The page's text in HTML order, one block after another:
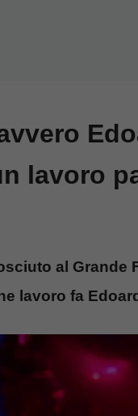
lavoro
al Grande
lavoro fa